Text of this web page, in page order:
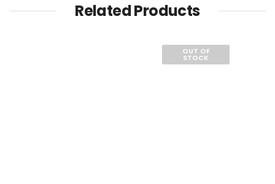
Related Products
OUT OF
STOCK